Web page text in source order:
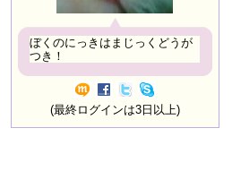
ぼくのにっきはまじっくどうが
つき！
(最終ログインは3日以上)